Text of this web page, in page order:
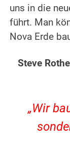
uns in die
führt. Man
Nova Erde
Steve
„Wir